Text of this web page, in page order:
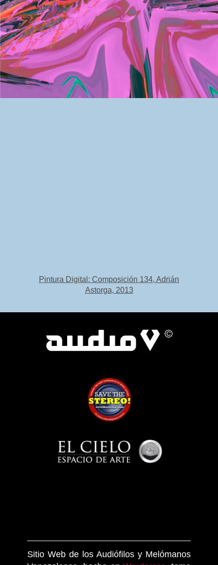
Pintura Digital: Composición 134, Adrián
Astorga, 2013
Sitio Web de los Audiófilos y Melómanos